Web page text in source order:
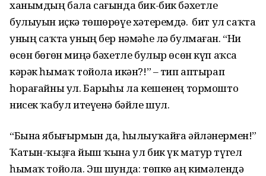
ханымдың бала сағында бик-бик бәхетле
булыуын иҫкә төшөрөүе хәтеремдә. Ә бит ул саҡта
уның саҡта уның бер нәмәһе лә булмаған. “Ни
өсөн бөгөн миңә бәхетле булыр өсөн күп аҡса
кәрәк һымаҡ тойола икән?!” ‒ тип аптырап
һорағайны ул. Барыһы ла кешенең тормошто
нисек ҡабул итеүенә бәйле шул.
“Бына ябығырмын да, һылыуҡайға әйләнермен!”
Ҡатын-ҡыҙға йыш ҡына ул бик үк матур түгел
һымаҡ тойола. Эш шунда: төпкө аң кимәлендә